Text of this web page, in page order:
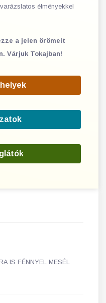
élményekkel
a jelen örömeit
Várjuk Tokajban!
IS FÉNNYEL MESÉL